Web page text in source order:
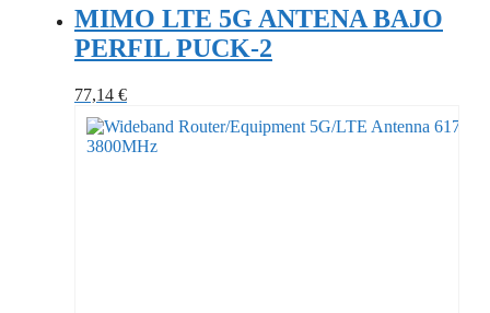
MIMO LTE 5G ANTENA BAJO
PERFIL PUCK-2
77,14 €